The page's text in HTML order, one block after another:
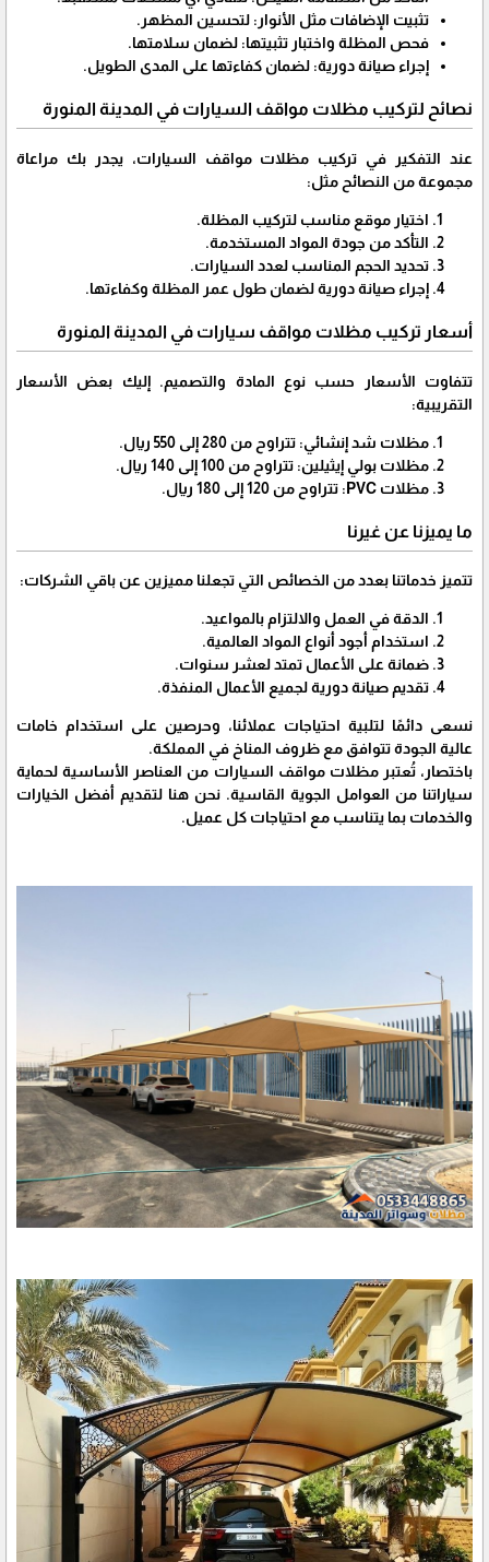
تثبيت الإضافات مثل الأنوار: لتحسين المظهر.
فحص المظلة واختبار تثبيتها: لضمان سلامتها.
إجراء صيانة دورية: لضمان كفاءتها على المدى الطويل.
نصائح لتركيب مظلات مواقف السيارات في المدينة المنورة
عند التفكير في تركيب مظلات مواقف السيارات، يجدر بك مراعاة
مجموعة من النصائح مثل:
اختيار موقع مناسب لتركيب المظلة.
التأكد من جودة المواد المستخدمة.
تحديد الحجم المناسب لعدد السيارات.
إجراء صيانة دورية لضمان طول عمر المظلة وكفاءتها.
أسعار تركيب مظلات مواقف سيارات في المدينة المنورة
تتفاوت الأسعار حسب نوع المادة والتصميم. إليك بعض الأسعار
التقريبية:
مظلات شد إنشائي: تتراوح من 280 إلى 550 ريال.
مظلات بولي إيثيلين: تتراوح من 100 إلى 140 ريال.
مظلات PVC: تتراوح من 120 إلى 180 ريال.
ما يميزنا عن غيرنا
تتميز خدماتنا بعدد من الخصائص التي تجعلنا مميزين عن باقي الشركات:
الدقة في العمل والالتزام بالمواعيد.
استخدام أجود أنواع المواد العالمية.
ضمانة على الأعمال تمتد لعشر سنوات.
تقديم صيانة دورية لجميع الأعمال المنفذة.
نسعى دائمًا لتلبية احتياجات عملائنا، وحرصين على استخدام خامات
عالية الجودة تتوافق مع ظروف المناخ في المملكة.
باختصار، تُعتبر مظلات مواقف السيارات من العناصر الأساسية لحماية
سياراتنا من العوامل الجوية القاسية. نحن هنا لتقديم أفضل الخيارات
والخدمات بما يتناسب مع احتياجات كل عميل.